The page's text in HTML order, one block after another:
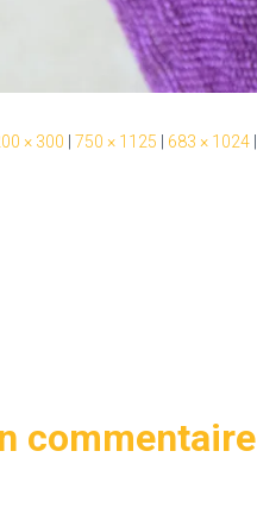
× 300 750 × 1125 683 × 1024
commentaire